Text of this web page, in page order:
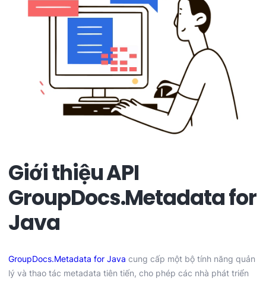
Giới thiệu API
GroupDocs.Metadata for
Java
GroupDocs.Metadata for Java cung cấp một bộ tính năng quản
lý và thao tác metadata tiên tiến, cho phép các nhà phát triển